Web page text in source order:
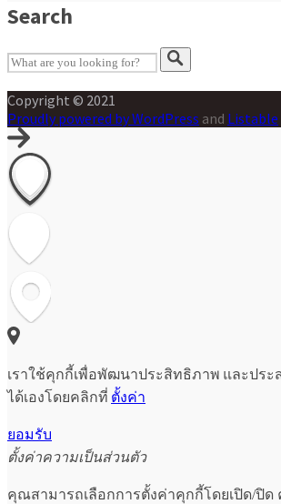
Search
Copyright © 2021
Proudly powered by WordPress and Listable
เราใช้คุกกี้เพื่อพัฒนาประสิทธิภาพ และปร
ได้เองโดยคลิกที่ ตั้งค่า
ยอมรับ
ตั้งค่าความเป็นส่วนตัว
คุณสามารถเลือกการตั้งค่าคุกกี้โดยเปิด/ปิด